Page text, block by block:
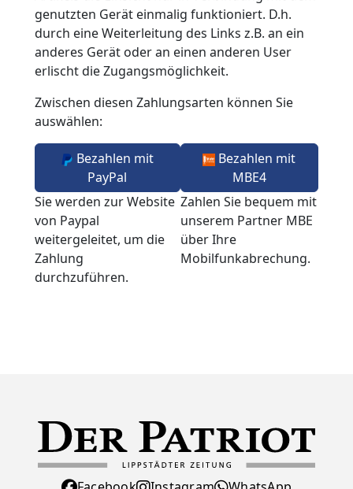
genutzten Gerät einmalig funktioniert. D.h.
durch eine Weiterleitung des Links z.B. an ein
anderes Gerät oder an einen anderen User
erlischt die Zugangsmöglichkeit.
Zwischen diesen Zahlungsarten können Sie
auswählen:
Bezahlen mit
PayPal
Sie werden zur Website
von Paypal
weitergeleitet, um die
Zahlung
durchzuführen.
Bezahlen mit
MBE4
Zahlen Sie bequem mit
unserem Partner MBE
über Ihre
Mobilfunkabrechung.